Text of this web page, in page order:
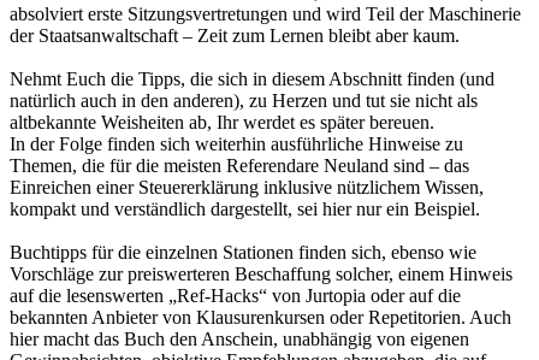
absolviert erste Sitzungsvertretungen und wird Teil der Maschinerie
der Staatsanwaltschaft – Zeit zum Lernen bleibt aber kaum.
Nehmt Euch die Tipps, die sich in diesem Abschnitt finden (und
natürlich auch in den anderen), zu Herzen und tut sie nicht als
altbekannte Weisheiten ab, Ihr werdet es später bereuen.
In der Folge finden sich weiterhin ausführliche Hinweise zu
Themen, die für die meisten Referendare Neuland sind – das
Einreichen einer Steuererklärung inklusive nützlichem Wissen,
kompakt und verständlich dargestellt, sei hier nur ein Beispiel.
Buchtipps für die einzelnen Stationen finden sich, ebenso wie
Vorschläge zur preiswerteren Beschaffung solcher, einem Hinweis
auf die lesenswerten „Ref-Hacks“ von Jurtopia oder auf die
bekannten Anbieter von Klausurenkursen oder Repetitorien. Auch
hier macht das Buch den Anschein, unabhängig von eigenen